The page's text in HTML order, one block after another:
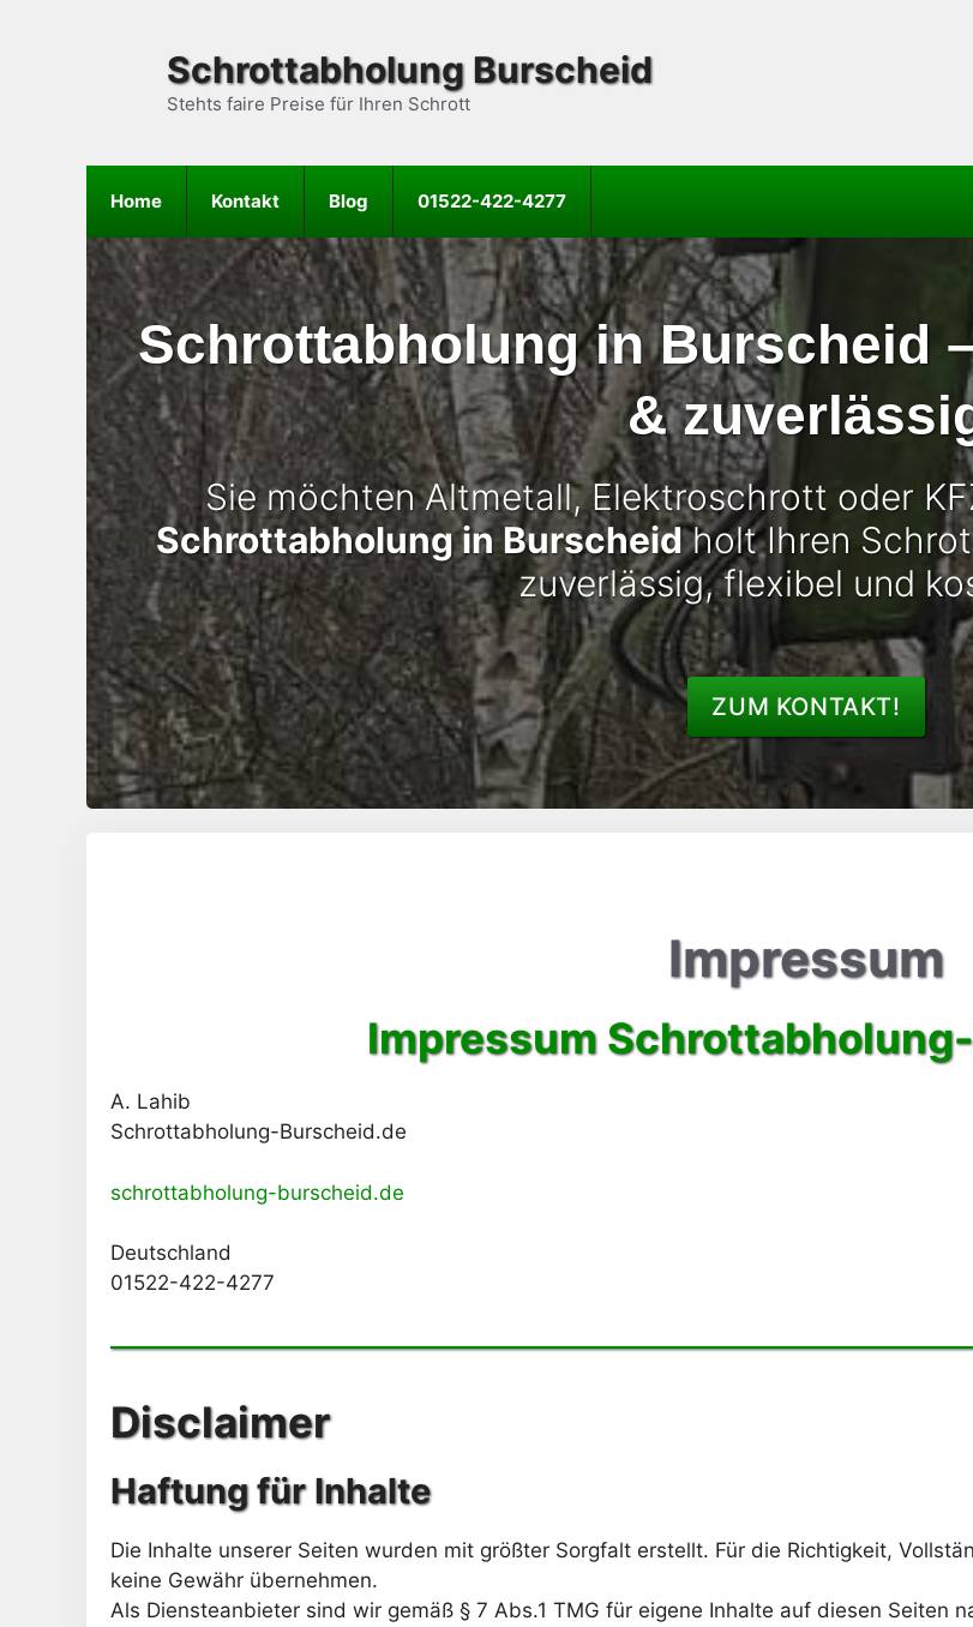
Schrottabholung Burscheid
Stehts faire Preise für Ihren Schrott
Home Kontakt Blog 01522-422-4277
Schrottabholung in Burscheid
&
Sie möchten Altmetall, Elektroschrott oder
Schrottabholung in Burscheidholt Ihren
zuverlässig, flexibel und
ZUM KONTAKT!
Impressum
Impressum
A. Lahib
Schrottabholung-Burscheid.de
schrottabholung-burscheid.de
Deutschland
01522-422-4277
Disclaimer
Haftung für Inhalte
Die Inhalte unserer Seiten wurden mit größter Sorgfalt erstellt. Für die Richtigkeit,
keine Gewähr übernehmen.
Als Diensteanbieter sind wir gemäß § 7 Abs.1 TMG für eigene Inhalte auf diesen Seiten